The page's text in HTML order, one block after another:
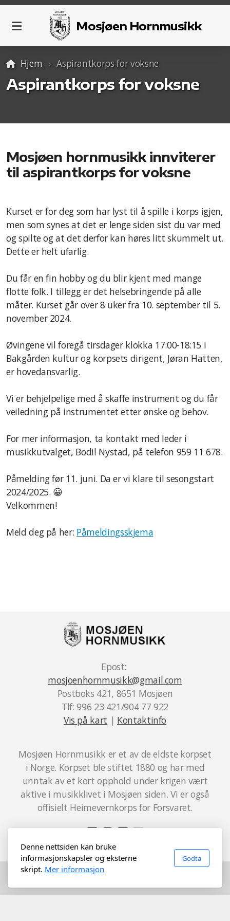
Mosjøen Hornmusikk
Hjem Aspirantkorps for voksne
Aspirantkorps for voksne
Mosjøen hornmusikk innviterer
til aspirantkorps for voksne
Kurset er for deg som har lyst til å spille i korps igjen,
men som synes at det er lenge siden sist du var med
og spilte og at det derfor kan høres litt skummelt ut.
Dette er helt ufarlig.
Du får en fin hobby og du blir kjent med mange
flotte folk. I tillegg er det helsebringende på alle
måter. Kurset går over 8 uker fra 10. september til 5.
november 2024.
Øvingene vil foregå tirsdager klokka 17:00-18:15 i
Bakgården kultur og korpsets dirigent, Jøran Hatten,
er hovedansvarlig.
Vi er behjelpelige med å skaffe instrument og du får
veiledning på instrumentet etter ønske og behov.
For mer informasjon, ta kontakt med leder i
musikkutvalget, Bodil Nystad, på telefon 959 11 678.
Påmelding før 11. juni. Da er vi klare til sesongstart
2024/2025. 😀
Velkommen!
Meld deg på her: Påmeldingsskjema
Epost:
mosjoenhornmusikk@gmail.com
Postboks 421, 8651 Mosjøen
Tlf: 996 23 421/904 77 922
Vis på kart | Kontaktinfo
Mosjøen Hornmusikk er et av de eldste korpset
i Norge. Korpset ble stiftet 1880 og har med
unntak av et kort opphold under krigen vært
aktive i musikklivet i Mosjøen siden. Vi er også
offisielt Heimevernkorps for Forsvaret.
©2022 Mosjøen Hornmusikk
Denne nettsiden kan bruke
informasjonskapsler og eksterne
skript. Mer informasjon
Godta
Aktivitetsplan
Kalender
Aspirantkorps for voksne
Grupper
Vedtekter
Beredskapsplan
Historie
Arkiv – prosjekter
Arkiv – tilbakeblikk
Arkiv – nyhetsarkiv
Kontakt oss
Styret
Facebook
Personvern